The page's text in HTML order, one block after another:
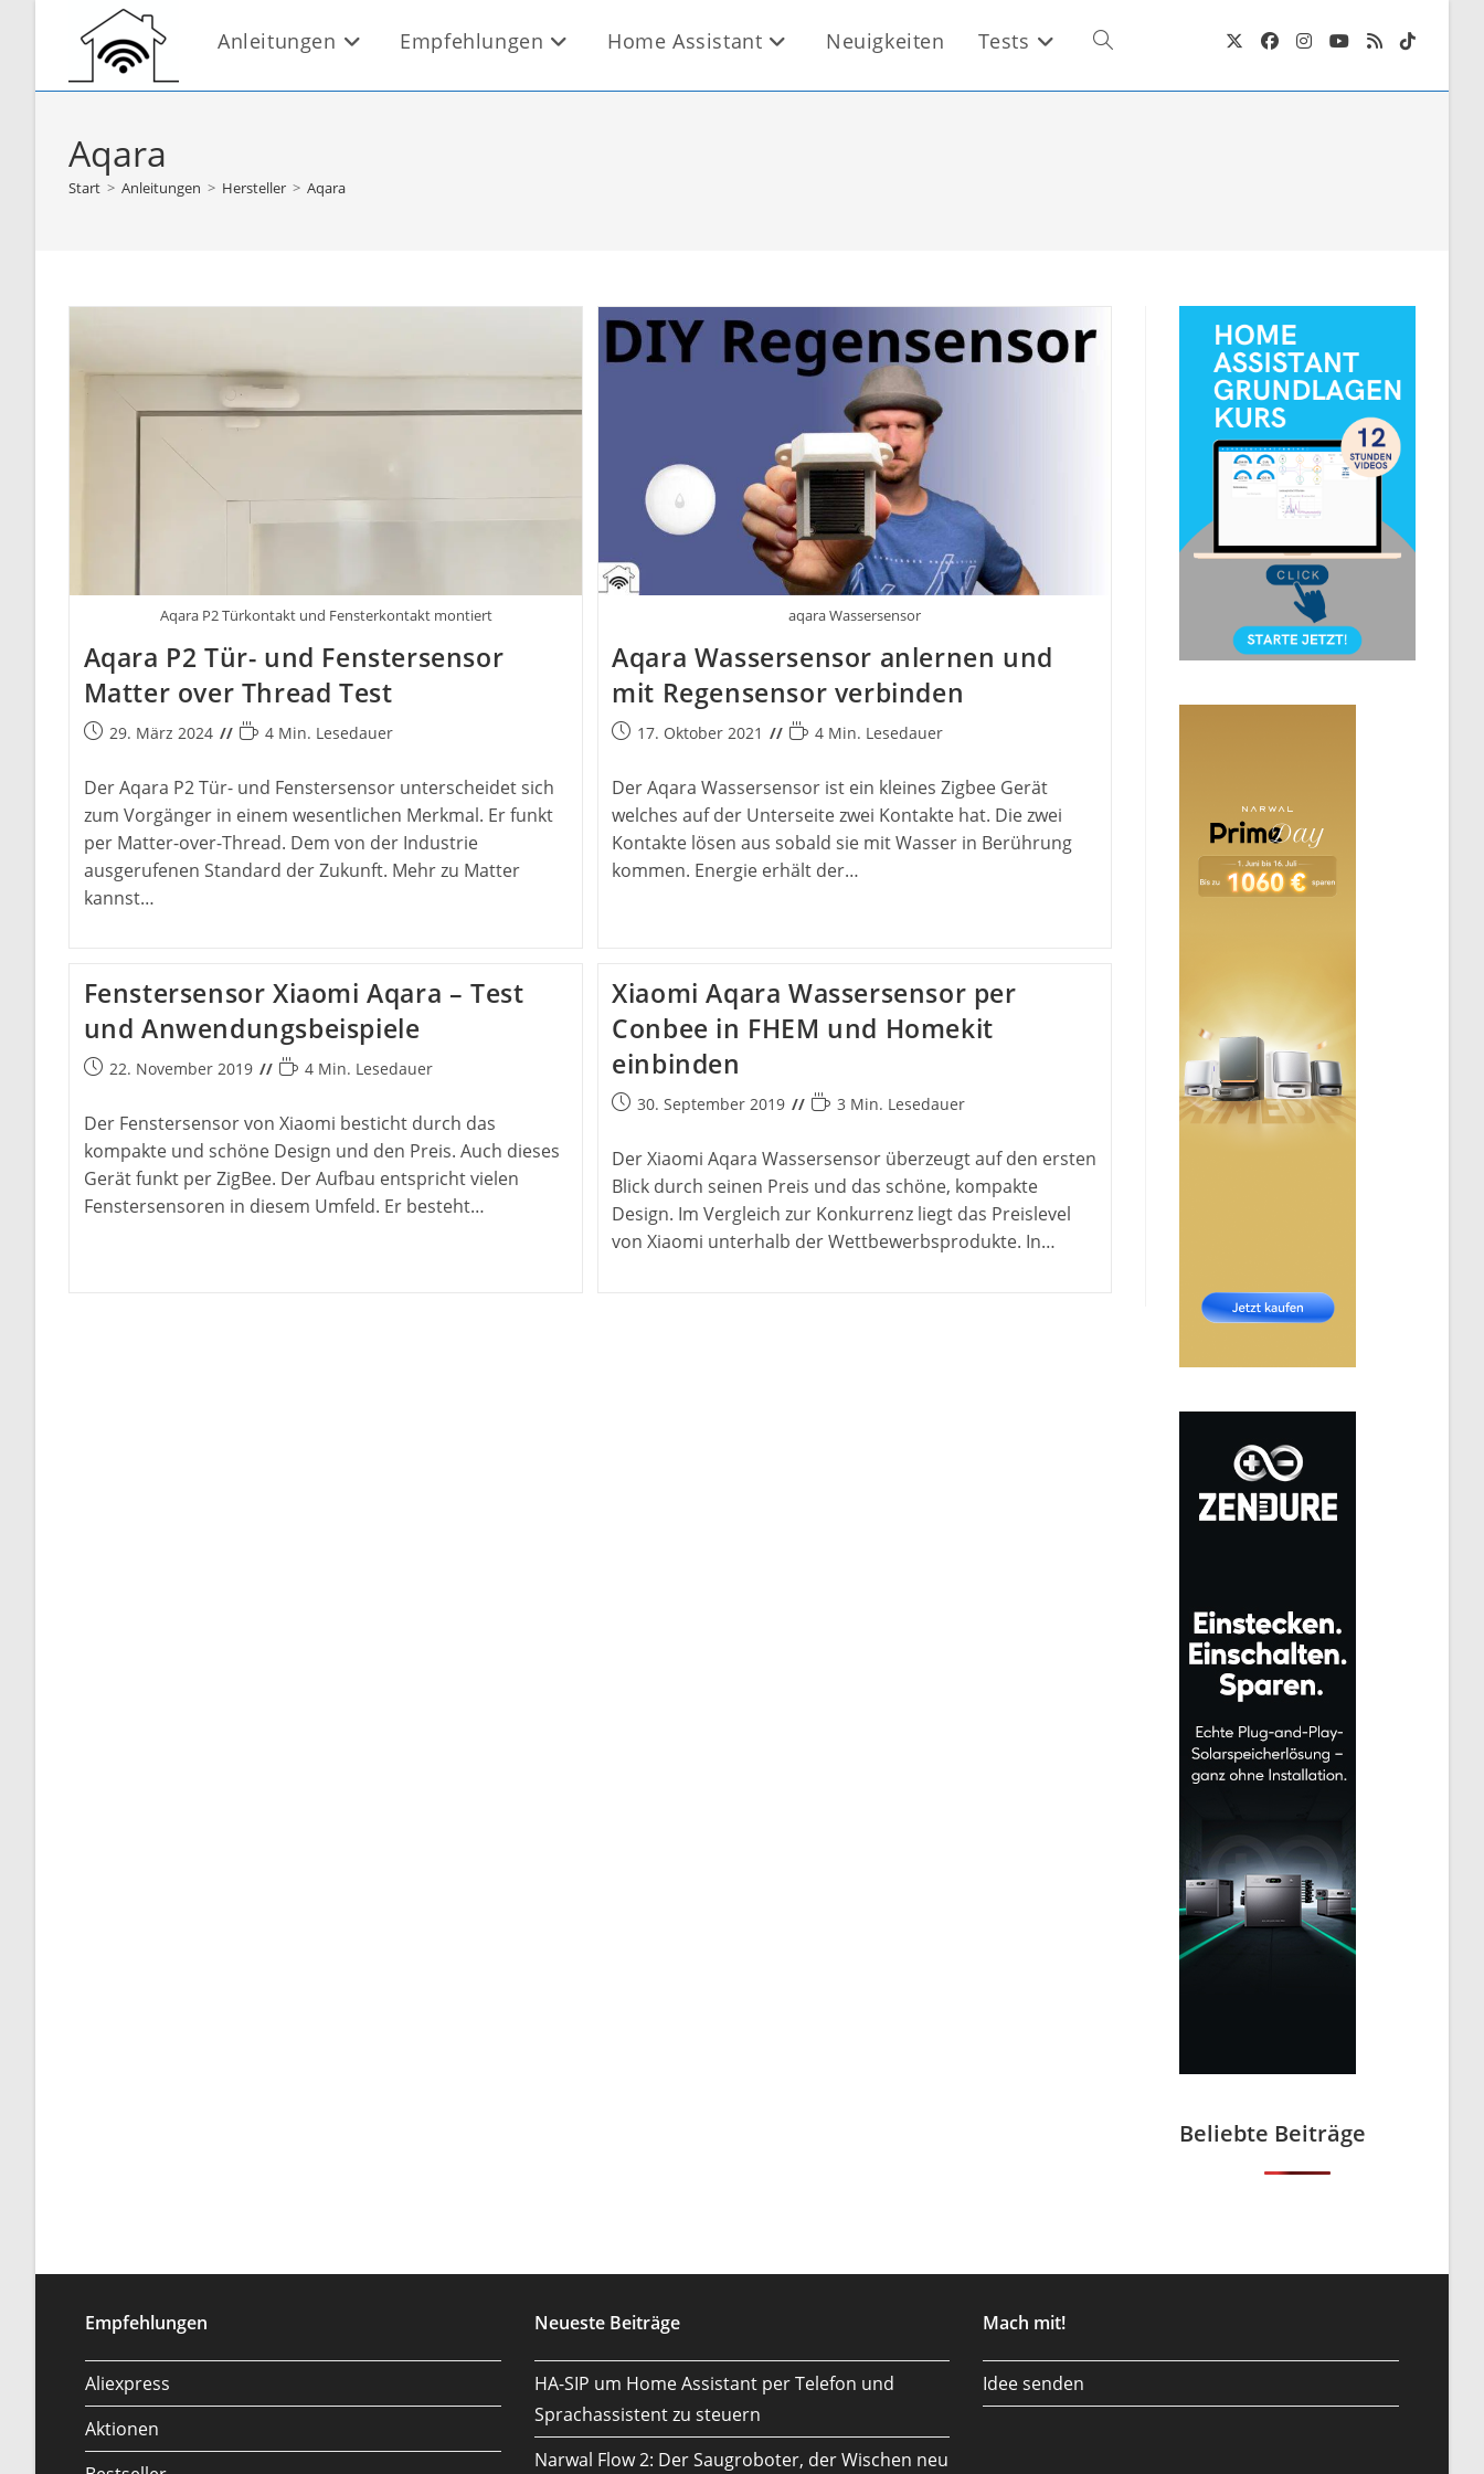
Anleitungen Empfehlungen Home Assistant Neuigkeiten Tests Website-
Aqara
Start > Anleitungen > Hersteller > Aqara
Aqara P2 Türkontakt und Fensterkontakt montiert
Aqara P2 Tür- und Fenstersensor
Matter over Thread Test
Beitrag29. März 2024 Lesedauer:
4 Min. Lesedauer
Der Aqara P2 Tür- und Fenstersensor unterscheidet sich
zum Vorgänger in einem wesentlichen Merkmal. Er funkt
per Matter-over-Thread. Dem von der Industrie
ausgerufenen Standard der Zukunft. Mehr zu Matter
kannst…
aqara Wassersensor
Aqara Wassersensor anlernen und
mit Regensensor verbinden
Beitrag17. Oktober 2021 Lesedauer:
4 Min. Lesedauer
Der Aqara Wassersensor ist ein kleines Zigbee Gerät
welches auf der Unterseite zwei Kontakte hat. Die zwei
Kontakte lösen aus sobald sie mit Wasser in Berührung
kommen. Energie erhält der…
Fenstersensor Xiaomi Aqara – Test
und Anwendungsbeispiele
Beitrag22. November 2019 Lesedauer:
4 Min. Lesedauer
Der Fenstersensor von Xiaomi besticht durch das
kompakte und schöne Design und den Preis. Auch dieses
Gerät funkt per ZigBee. Der Aufbau entspricht vielen
Fenstersensoren in diesem Umfeld. Er besteht…
Xiaomi Aqara Wassersensor per
Conbee in FHEM und Homekit
einbinden
Beitrag30. September 2019 Lesedauer:
3 Min. Lesedauer
Der Xiaomi Aqara Wassersensor überzeugt auf den ersten
Blick durch seinen Preis und das schöne, kompakte
Design. Im Vergleich zur Konkurrenz liegt das Preislevel
von Xiaomi unterhalb der Wettbewerbsprodukte. In…
Beliebte Beiträge
Empfehlungen
Aliexpress
Aktionen
Neueste Beiträge
HA-SIP um Home Assistant per Telefon und
Sprachassistent zu steuern
Narwal Flow 2: Der Saugroboter, der Wischen neu
Mach mit!
Idee senden